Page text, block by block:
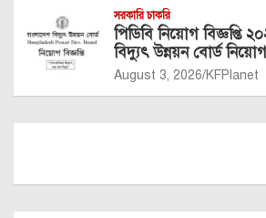
সরকারি চাকরি
পিডিবি নিয়োগ বিজ্ঞপ্তি
বিদ্যুৎ উন্নয়ন বোর্ড
August 3, 2026 KFPlanet